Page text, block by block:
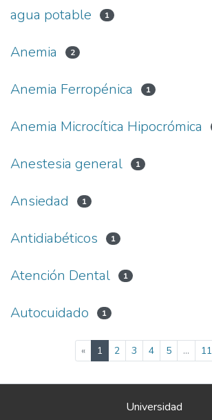
agua potable 1
Anemia 2
Anemia Ferropénica 1
Anemia Microcítica Hipocrómica
Anestesia general 1
Ansiedad 1
Antidiabéticos 1
Atención Dental 1
Autocuidado 1
« 1(current)
2 3 4 5 ... 11
Universidad